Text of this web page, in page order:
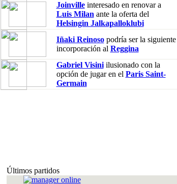
Joinvilleinteresado en renovar a
Luis Milan ante la oferta del
Helsingin Jalkapalloklubi
Iñaki Reinosopodría ser la siguiente
incorporación al Reggina
Gabriel Visiniilusionado con la
opción de jugar en el Paris Saint-
Germain
Últimos partidos